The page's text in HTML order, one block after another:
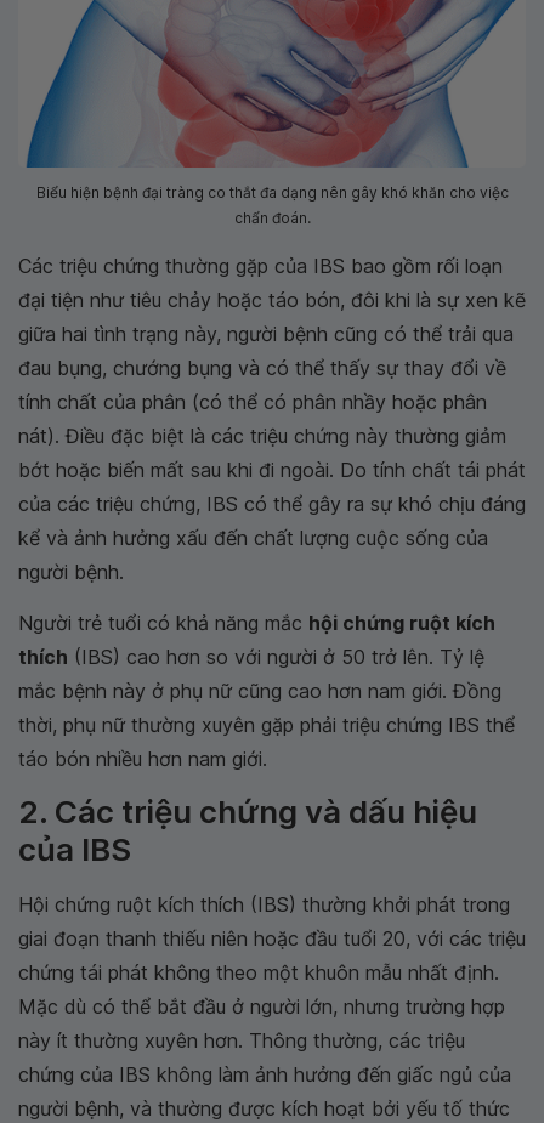
Biểu hiện bệnh đại tràng co thắt đa dạng nên gây khó khăn cho việc
chẩn đoán.
Các triệu chứng thường gặp của IBS bao gồm rối loạn
đại tiện như tiêu chảy hoặc táo bón, đôi khi là sự xen kẽ
giữa hai tình trạng này, người bệnh cũng có thể trải qua
đau bụng, chướng bụng và có thể thấy sự thay đổi về
tính chất của phân (có thể có phân nhầy hoặc phân
nát). Điều đặc biệt là các triệu chứng này thường giảm
bớt hoặc biến mất sau khi đi ngoài. Do tính chất tái phát
của các triệu chứng, IBS có thể gây ra sự khó chịu đáng
kể và ảnh hưởng xấu đến chất lượng cuộc sống của
người bệnh.
Người trẻ tuổi có khả năng mắc hội chứng ruột kích
thích (IBS) cao hơn so với người ở 50 trở lên. Tỷ lệ
mắc bệnh này ở phụ nữ cũng cao hơn nam giới. Đồng
thời, phụ nữ thường xuyên gặp phải triệu chứng IBS thể
táo bón nhiều hơn nam giới.
2. Các triệu chứng và dấu hiệu
của IBS
Hội chứng ruột kích thích (IBS) thường khởi phát trong
giai đoạn thanh thiếu niên hoặc đầu tuổi 20, với các triệu
chứng tái phát không theo một khuôn mẫu nhất định.
Mặc dù có thể bắt đầu ở người lớn, nhưng trường hợp
này ít thường xuyên hơn. Thông thường, các triệu
chứng của IBS không làm ảnh hưởng đến giấc ngủ của
người bệnh, và thường được kích hoạt bởi yếu tố thức